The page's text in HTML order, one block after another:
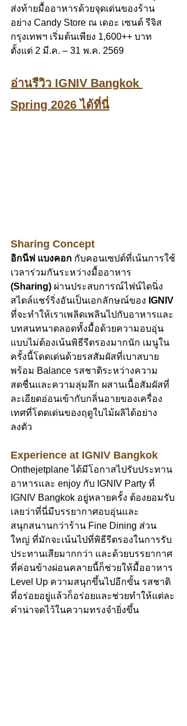
ส่งท้ายมื้ออาหารด้วยจุดเด่นของร้าน
อย่าง Candy Store ณ เดอะ เซนต์ รีจิส
กรุงเทพฯ เริ่มต้นเพียง 1,600++ บาท
ตั้งแต่ 2 มี.ค. – 31 พ.ค. 2569
อ่านรีวิว IGNIV Bangkok
Spring 2026 ได้ที่นี่
Sharing Concept
อิกนีฟ แบงคอก กับคอนเซปต์ที่เน้นการใช้
เวลาร่วมกันระหว่างมื้ออาหาร
(Sharing) ผ่านประสบการณ์ไฟน์ไดนิ่ง
สไตล์แชร์ริ่งอันเป็นเอกลักษณ์ของ IGNIV
ที่จะทำให้เราเพลิดเพลินไปกับอาหารและ
บทสนทนาตลอดทั้งมื้อด้วยความอบอุ่น
แบบไม่ต้องเน้นพิธีรีตรองมากนัก เมนูใน
ครั้งนี้โดดเด่นด้วยรสสัมผัสที่เบาสบาย
พร้อม Balance รสชาติระหว่างความ
สดชื่นและความลุ่มลึก ผสานเนื้อสัมผัสที่
ละเอียดอ่อนเข้ากับกลิ่นอายของเครื่อง
เทศที่โดดเด่นของฤดูใบไม้ผลิได้อย่าง
ลงตัว
Experience at IGNIV Bangkok
Onthejetplane ได้มีโอกาสไปรับประทาน
อาหารและ enjoy กับ IGNIV Party ที่
IGNIV Bangkok อยู่หลายครั้ง ต้องยอมรับ
เลยว่าที่นี่มีบรรยากาศอบอุ่นและ
สนุกสนานกว่าร้าน Fine Dining ส่วน
ใหญ่ ที่มักจะเน้นไปที่พิธีรีตรองในการรับ
ประทานเสียมากกว่า และด้วยบรรยากาศ
ที่ค่อนข้างผ่อนคลายนี้ก็ช่วยให้มื้ออาหาร
Level Up ความสนุกขึ้นไปอีกขั้น รสชาติ
ที่อร่อยอยู่แล้วก็อร่อยและช่วยทำให้แต่ละ
คำน่าจดไว้ในความทรงจำยิ่งขึ้น